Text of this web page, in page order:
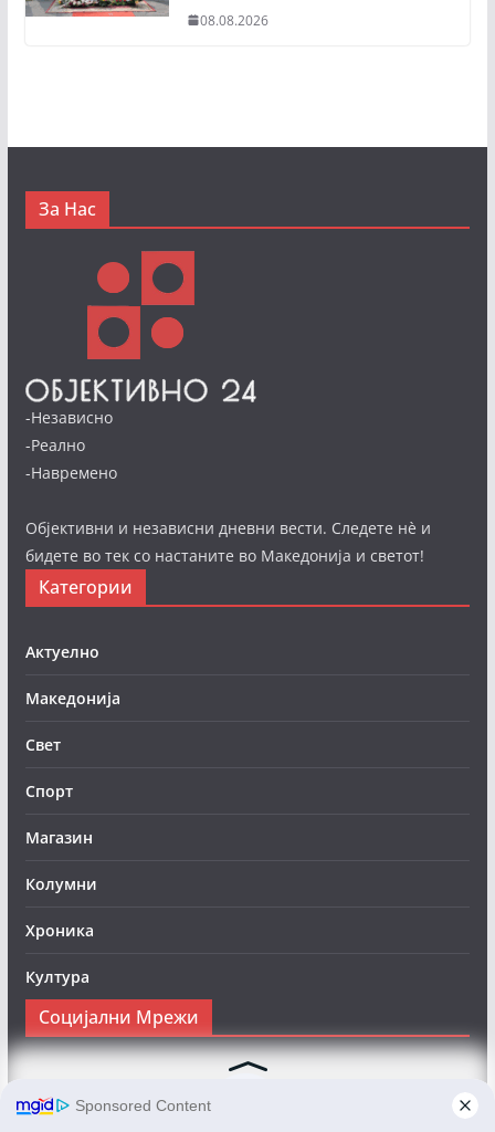
08.08.2026
За Нас
-Независно
-Реално
-Навремено
Објективни и независни дневни вести. Следете нè и
бидете во тек со настаните во Македонија и светот!
Категории
Актуелно
Македонија
Свет
Спорт
Магазин
Колумни
Хроника
Култура
Социјални Мрежи